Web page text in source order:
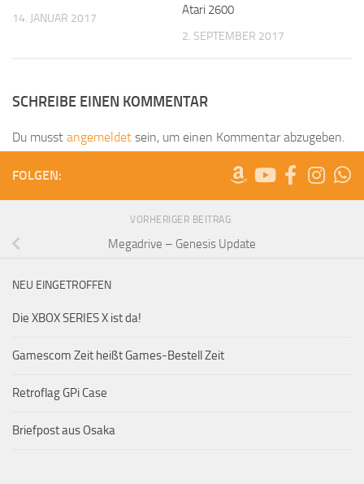
14. JANUAR 2017
Atari 2600
2. SEPTEMBER 2017
SCHREIBE EINEN KOMMENTAR
Du musst angemeldet sein, um einen Kommentar abzugeben.
FOLGEN:
VORHERIGER BEITRAG
Megadrive – Genesis Update
NEU EINGETROFFEN
Die XBOX SERIES X ist da!
Gamescom Zeit heißt Games-Bestell Zeit
Retroflag GPi Case
Briefpost aus Osaka